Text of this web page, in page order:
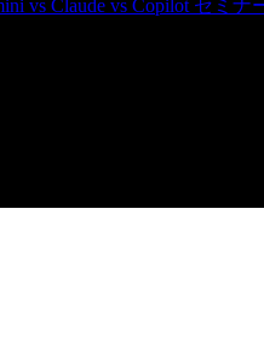
vs Claude vs Copilot セミナ